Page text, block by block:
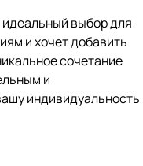
выбор для
и хочет добавить
сочетание
и
индивидуальность